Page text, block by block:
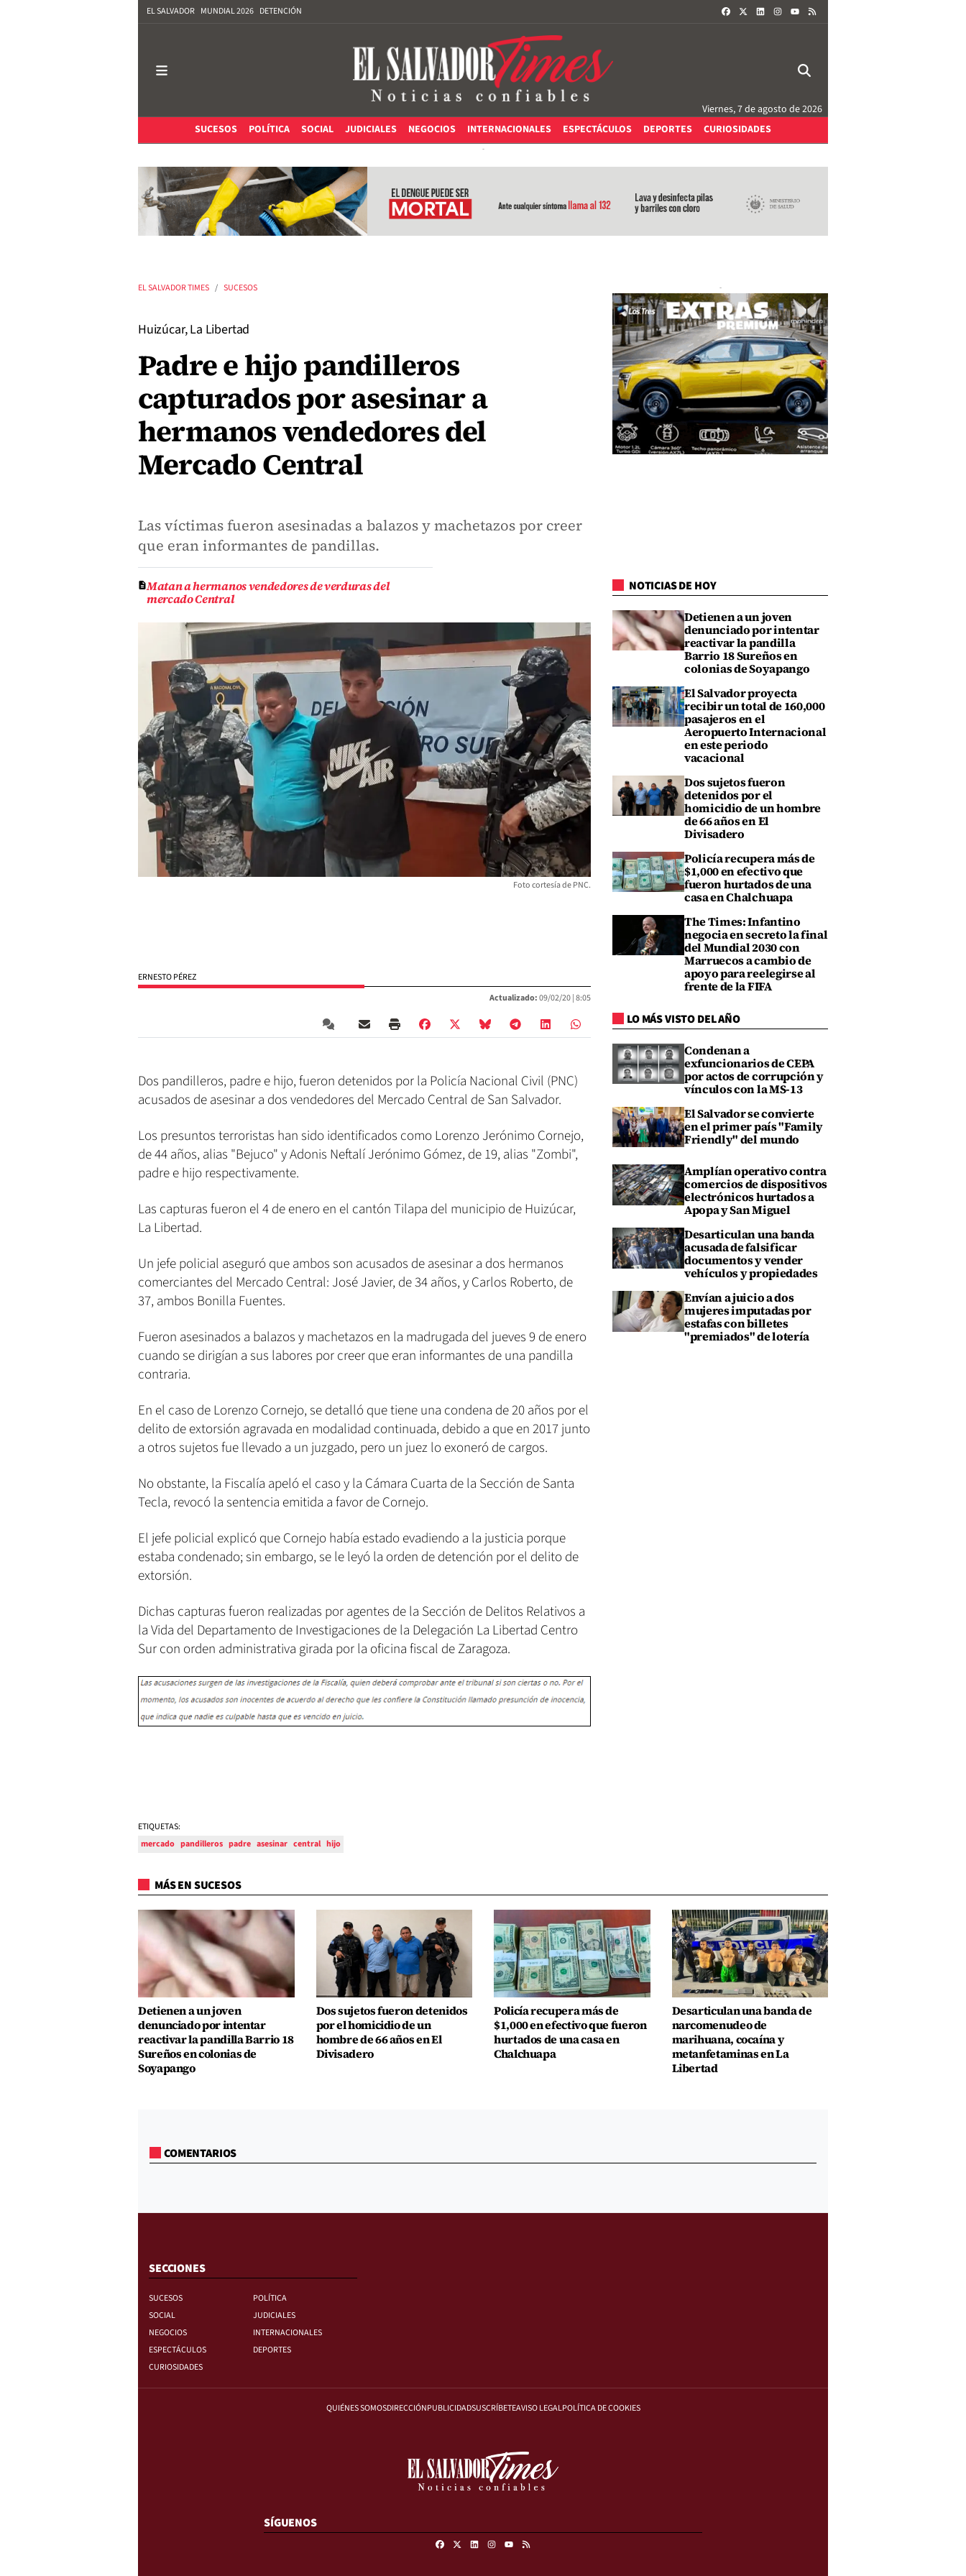
EL SALVADOR MUNDIAL 2026 DETENCIÓN FACEBOOKLINKEDININSTAGRAM
Viernes, 7 de agosto de 2026
SUCESOS
POLÍTICA SOCIAL JUDICIALES NEGOCIOS INTERNACIONALES ESPECTÁCULOS DEPORTES CURIOSIDADES
EL SALVADOR TIMES SUCESOS
Huizúcar, La Libertad
Padre e hijo pandilleros
capturados por asesinar a
hermanos vendedores del
Mercado Central
Las víctimas fueron asesinadas a balazos y machetazos por creer
que eran informantes de pandillas.
Matan a hermanos vendedores de verduras del
mercado Central
Foto cortesía de PNC.
ERNESTO PÉREZ
Actualizado:09/02/20 |8:05
Dos pandilleros, padre e hijo, fueron detenidos por la Policía Nacional Civil (PNC)
acusados de asesinar a dos vendedores del Mercado Central de San Salvador.
Los presuntos terroristas han sido identificados como Lorenzo Jerónimo Cornejo,
de 44 años, alias "Bejuco" y Adonis Neftalí Jerónimo Gómez, de 19, alias "Zombi",
padre e hijo respectivamente.
Las capturas fueron el 4 de enero en el cantón Tilapa del municipio de Huizúcar,
La Libertad.
Un jefe policial aseguró que ambos son acusados de asesinar a dos hermanos
comerciantes del Mercado Central: José Javier, de 34 años, y Carlos Roberto, de
37, ambos Bonilla Fuentes.
Fueron asesinados a balazos y machetazos en la madrugada del jueves 9 de enero
cuando se dirigían a sus labores por creer que eran informantes de una pandilla
contraria.
En el caso de Lorenzo Cornejo, se detalló que tiene una condena de 20 años por el
delito de extorsión agravada en modalidad continuada, debido a que en 2017 junto
a otros sujetos fue llevado a un juzgado, pero un juez lo exoneró de cargos.
No obstante, la Fiscalía apeló el caso y la Cámara Cuarta de la Sección de Santa
Tecla, revocó la sentencia emitida a favor de Cornejo.
El jefe policial explicó que Cornejo había estado evadiendo a la justicia porque
estaba condenado; sin embargo, se le leyó la orden de detención por el delito de
extorsión.
Dichas capturas fueron realizadas por agentes de la Sección de Delitos Relativos a
la Vida del Departamento de Investigaciones de la Delegación La Libertad Centro
Sur con orden administrativa girada por la oficina fiscal de Zaragoza.
ETIQUETAS:
mercado pandilleros padre asesinar central hijo
NOTICIAS DE HOY
Detienen a un joven
denunciado por intentar
reactivar la pandilla
Barrio 18 Sureños en
colonias de Soyapango
El Salvador proyecta
recibir un total de 160,000
pasajeros en el
Aeropuerto Internacional
en este periodo
vacacional
Dos sujetos fueron
detenidos por el
homicidio de un hombre
de 66 años en El
Divisadero
Policía recupera más de
$1,000 en efectivo que
fueron hurtados de una
casa en Chalchuapa
The Times: Infantino
negocia en secreto la final
del Mundial 2030 con
Marruecos a cambio de
apoyo para reelegirse al
frente de la FIFA
LO MÁS VISTO DEL AÑO
Condenan a
exfuncionarios de CEPA
por actos de corrupción y
vínculos con la MS-13
El Salvador se convierte
en el primer país "Family
Friendly" del mundo
Amplían operativo contra
comercios de dispositivos
electrónicos hurtados a
Apopa y San Miguel
Desarticulan una banda
acusada de falsificar
documentos y vender
vehículos y propiedades
Envían a juicio a dos
mujeres imputadas por
estafas con billetes
"premiados" de lotería
MÁS EN SUCESOS
Detienen a un joven
denunciado por intentar
reactivar la pandilla Barrio 18
Sureños en colonias de
Soyapango
Dos sujetos fueron detenidos
por el homicidio de un
hombre de 66 años en El
Divisadero
Policía recupera más de
$1,000 en efectivo que fueron
hurtados de una casa en
Chalchuapa
Desarticulan una banda de
narcomenudeo de
marihuana, cocaína y
metanfetaminas en La
Libertad
COMENTARIOS
SECCIONES
SUCESOS
POLÍTICA
SOCIAL
JUDICIALES
NEGOCIOS
INTERNACIONALES
ESPECTÁCULOS
DEPORTES
CURIOSIDADES
QUIÉNES SOMOSDIRECCIÓNPUBLICIDADSUSCRÍBETEAVISO LEGALPOLÍTICA DE COOKIES
SÍGUENOS
FacebookLinkedinInstagram